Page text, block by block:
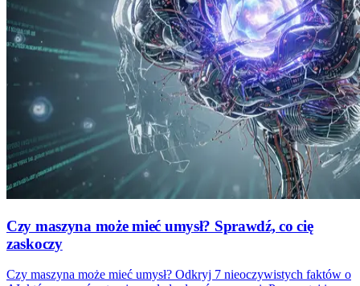
Czy maszyna może mieć umysł? Sprawdź, co cię
zaskoczy
Czy maszyna może mieć umysł? Odkryj 7 nieoczywistych faktów o